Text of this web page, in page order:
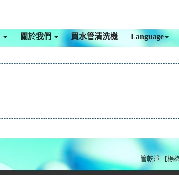
關於我們 買水管清洗機 Language
管乾淨 【楊